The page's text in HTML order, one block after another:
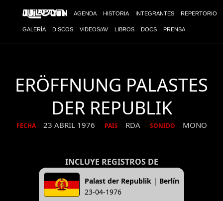
AGENDA HISTORIA INTEGRANTES REPERTORIO
GALERÍA DISCOS VIDEOS/AV LIBROS DOCS PRENSA
ERÖFFNUNG PALASTES
DER REPUBLIK
FECHA 23 ABRIL 1976 PAIS RDA SONIDO MONO
INCLUYE REGISTROS DE
Palast der Republik | Berlín
23-04-1976